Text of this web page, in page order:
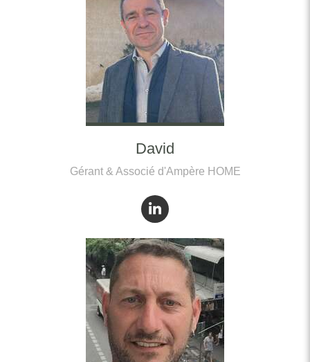
David
Gérant & Associé d'Ampère HOME